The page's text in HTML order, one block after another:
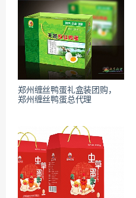
郑州缠丝鸭蛋礼盒装团购，
郑州缠丝鸭蛋总代理